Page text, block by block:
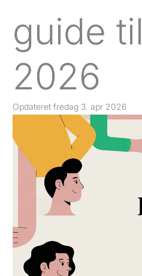
guide
2026
Opdateret fredag 3. apr 2026